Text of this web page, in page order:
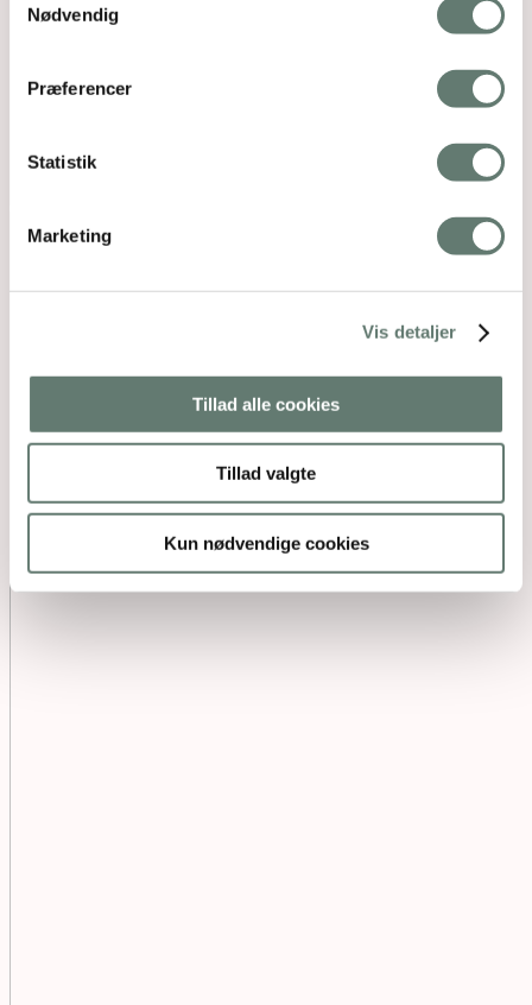
Nødvendig
Præferencer
Statistik
Marketing
Vis detaljer
Tillad alle cookies
Tillad valgte
Kun nødvendige cookies